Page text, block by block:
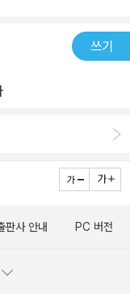
쓰기
판사 안내 PC 버전